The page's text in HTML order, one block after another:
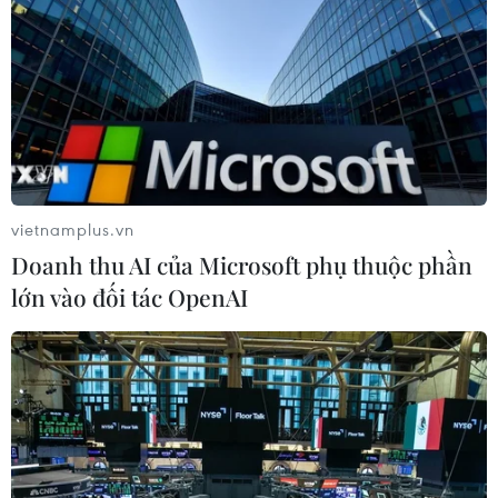
vietnamplus.vn
Doanh thu AI của Microsoft phụ thuộc phần
lớn vào đối tác OpenAI